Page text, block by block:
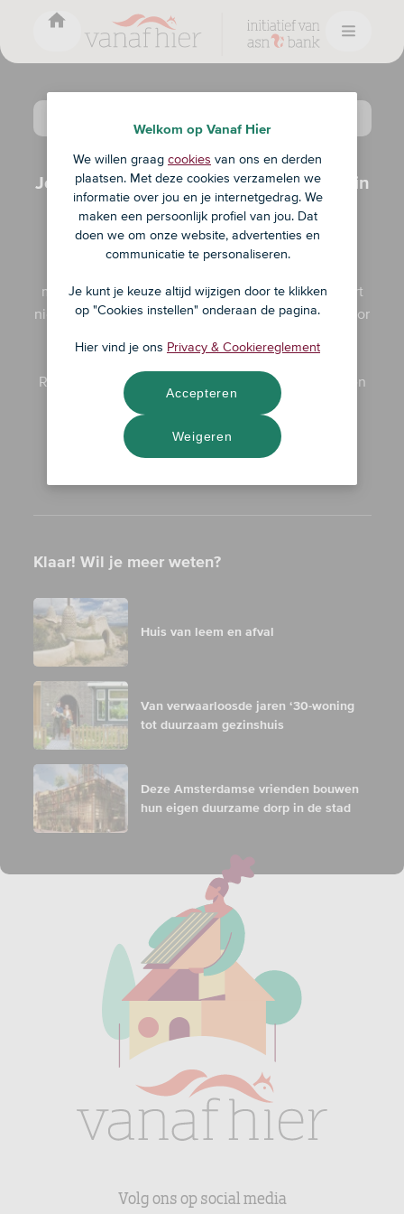
Reset cookies
Je huis verduurzamen met een geveltuin
Wonen
In deze eerste aflevering van 'Kijkje in een goed
koophuis' maken we kennis met Raymond uit
meer biodiversiteit in de straat. Een geveltuin fleurt
niet alleen je huis en straat op, maar is ook goed voor
huis en straat af. Maar dat is niet het enige dat
Raymond aan zijn huis heeft gedaan. Kom je binnen
kijken?
Klaar! Wil je meer weten?
Huis van leem en afval
Van verwaarloosde jaren ‘30-woning
tot duurzaam gezinshuis
Deze Amsterdamse vrienden bouwen
hun eigen duurzame dorp in de stad
Volg ons op social media
Welkom op Vanaf Hier
We willen graag cookies van ons en derden
plaatsen. Met deze cookies verzamelen we
informatie over jou en je internetgedrag. We
maken een persoonlijk profiel van jou. Dat
doen we om onze website, advertenties en
communicatie te personaliseren.
Je kunt je keuze altijd wijzigen door te klikken
op "Cookies instellen" onderaan de pagina.
Hier vind je ons Privacy & Cookiereglement
Weigeren
Accepteren